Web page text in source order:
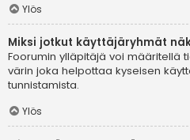
Ylös
Miksi jotkut käyttäjäryhmät
Foorumin ylläpitäjä voi määritellä
värin joka helpottaa kyseisen
tunnistamista.
Ylös